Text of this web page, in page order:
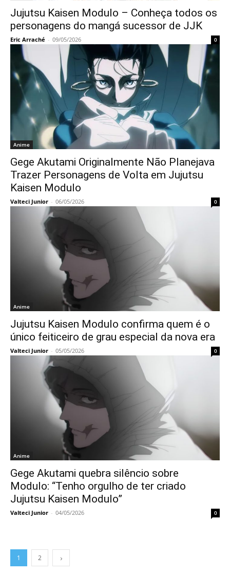
Jujutsu Kaisen Modulo – Conheça todos os
personagens do mangá sucessor de JJK
Eric Arraché - 09/05/2026 0
Anime
Gege Akutami Originalmente Não Planejava
Trazer Personagens de Volta em Jujutsu
Kaisen Modulo
Valteci Junior - 06/05/2026 0
Anime
Jujutsu Kaisen Modulo confirma quem é o
único feiticeiro de grau especial da nova era
Valteci Junior - 05/05/2026 0
Anime
Gege Akutami quebra silêncio sobre
Modulo: “Tenho orgulho de ter criado
Jujutsu Kaisen Modulo”
Valteci Junior - 04/05/2026 0
1 2